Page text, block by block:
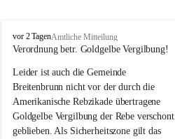
B
r
i
t
e
n
b
vor 2 TagenAmtliche Mitteilung
Verordnung betr. Goldgelbe Vergilbung!
Leider ist auch die Gemeinde
Breitenbrunn nicht vor der durch die
Amerikanische Rebzikade übertragene
Goldgelbe Vergilbung der Rebe verschont
geblieben. Als Sicherheitszone gilt das